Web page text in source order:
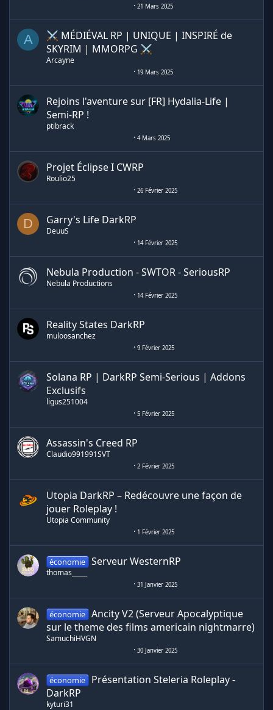
21 Mars 2025
A
⚔ MÉDIÉVAL RP | UNIQUE | INSPIRÉ de
SKYRIM | MMORPG ⚔
Arcayne
19 Mars 2025
Rejoins l'aventure sur [FR] Hydalia-Life |
Semi-RP !
ptibrack
4 Mars 2025
Projet Éclipse I CWRP
Roulio25
26 Février 2025
D Garry's Life DarkRP
DeuuS
14 Février 2025
Nebula Production - SWTOR - SeriousRP
Nebula Productions
14 Février 2025
Reality States DarkRP
muloosanchez
9 Février 2025
Solana RP | DarkRP Semi-Serious | Addons
Exclusifs
ligus251004
5 Février 2025
Assassin's Creed RP
Claudio991991SVT
2 Février 2025
Utopia DarkRP – Redécouvre une façon de
jouer Roleplay !
Utopia Community
1 Février 2025
économie Serveur WesternRP
thomas_____
31 Janvier 2025
économie Ancity V2 (Serveur Apocalyptique
sur le theme des films americain nightmarre)
SamuchiHVGN
30 Janvier 2025
économie
Présentation Steleria Roleplay -
DarkRP
kyturi31